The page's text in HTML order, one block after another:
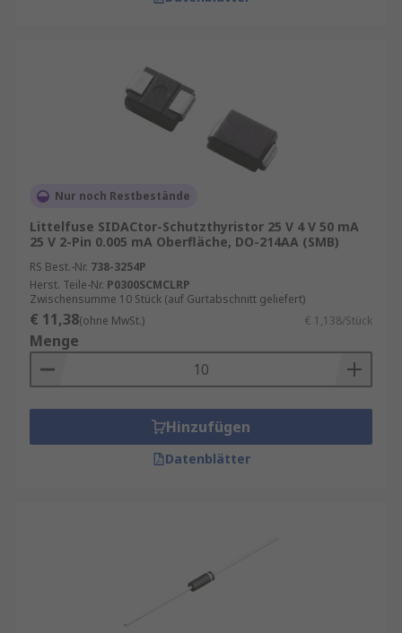
der minimale Strom, der erforderlich ist, um
Haltestrom, was dazu beiträgt,
Leistungsverluste zu minimieren und die
Effizienz zu verbessern.
Automatisches Auslösen
: Im Gegensatz zu
einigen anderen Thyristor-Bauelementen
benötigen SIDAC-Dioden kein externes
schalten automatisch ein, sobald die
Durchbruchspannung erreicht ist.
Nur noch Restbestände
Littelfuse SIDACtor-Schutzthyristor 25 V 4 V 50 mA
25 V 2-Pin 0.005 mA Oberfläche, DO-214AA (SMB)
RS Best.-Nr. 738-3254P
Herst. Teile-Nr. P0300SCMCLRP
Zwischensumme 10 Stück (auf Gurtabschnitt geliefert)
€ 11,38(ohne MwSt.) € 1,138/Stück
Menge
Hinzufügen
Datenblätter